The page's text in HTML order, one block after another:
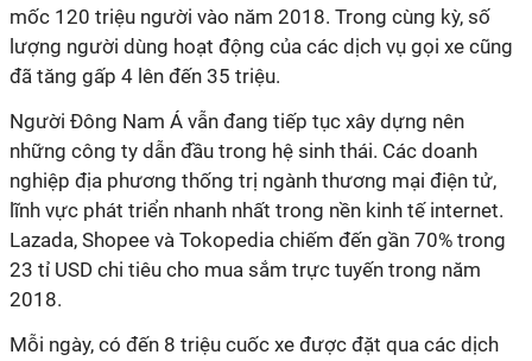
mốc 120 triệu người vào năm 2018. Trong cùng kỳ, số
lượng người dùng hoạt động của các dịch vụ gọi xe cũng
đã tăng gấp 4 lên đến 35 triệu.
Người Đông Nam Á vẫn đang tiếp tục xây dựng nên
những công ty dẫn đầu trong hệ sinh thái. Các doanh
nghiệp địa phương thống trị ngành thương mại điện tử,
lĩnh vực phát triển nhanh nhất trong nền kinh tế internet.
Lazada, Shopee và Tokopedia chiếm đến gần 70% trong
23 tỉ USD chi tiêu cho mua sắm trực tuyến trong năm
2018.
Mỗi ngày, có đến 8 triệu cuốc xe được đặt qua các dịch